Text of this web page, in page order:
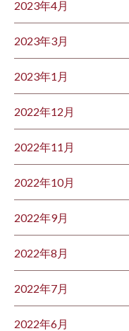
2023年4月
2023年3月
2023年1月
2022年12月
2022年11月
2022年10月
2022年9月
2022年8月
2022年7月
2022年6月